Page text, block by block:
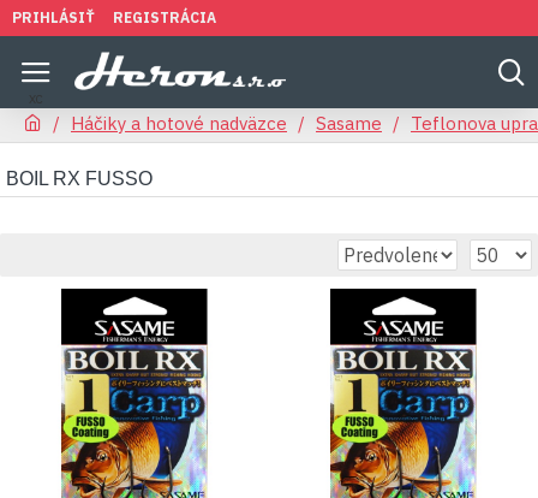
PRIHLÁSIŤ REGISTRÁCIA
Háčiky a hotové nadväzce Sasame Teflonova
BOIL RX FUSSO